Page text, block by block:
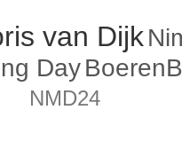
van Dijk
Day
NMD24